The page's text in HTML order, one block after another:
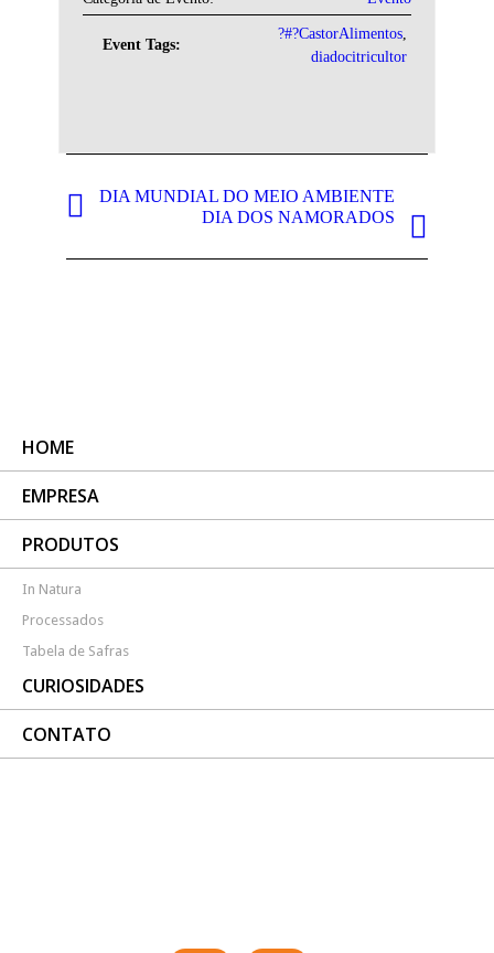
Event Tags:
?#?CastorAlimentos
diadocitricultor
DIA MUNDIAL DO MEIO AMBIENTE
DIA DOS NAMORADOS
HOME
EMPRESA
PRODUTOS
In Natura
Processados
Tabela de Safras
CURIOSIDADES
CONTATO